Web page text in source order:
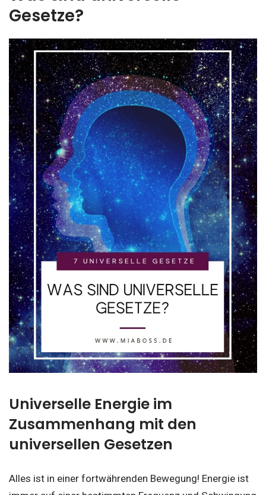
Gesetze?
Universelle Energie im
Zusammenhang mit den
universellen Gesetzen
Alles ist in einer fortwährenden Bewegung! Energie ist